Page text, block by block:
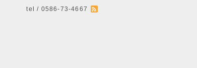
tel / 0586-73-4667